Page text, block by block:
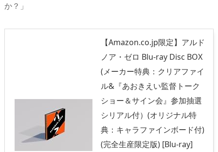
か？」
【Amazon.co.jp限定】アルド
ノア・ゼロ Blu-ray Disc BOX
(メーカー特典：クリアファイ
ル&『あおきえい監督トーク
ショー＆サイン会』参加抽選
シリアル付）(オリジナル特
典：キャラファインボード付)
(完全生産限定版) [Blu-ray]